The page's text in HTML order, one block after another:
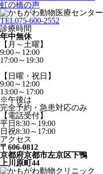
虹の橋の声
TEL075-600-2552
診療時間
年中無休
【月～土曜】
9:00～12:00
17:00～19:30
【日曜・祝日】
9:00～12:00
13:00～17:00
※午後は
完全予約・急患対応のみ
【電話受付】
平日8:30～19:00
日祝8:30～17:00
アクセス
〒606-0812
京都府京都市左京区下鴨
上川原町44